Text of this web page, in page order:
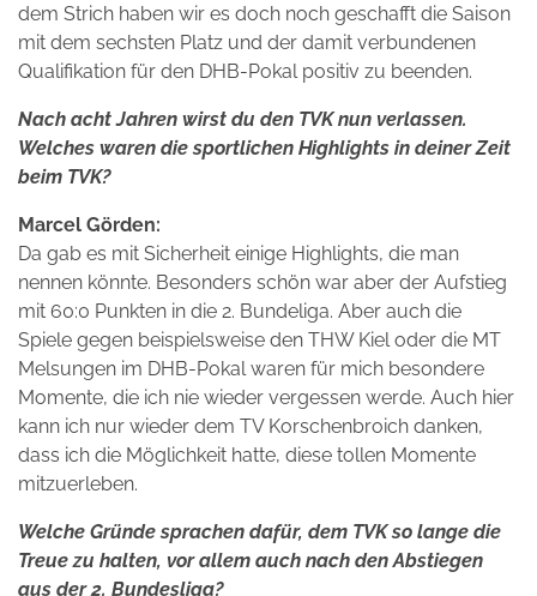
dem Strich haben wir es doch noch geschafft die Saison
mit dem sechsten Platz und der damit verbundenen
Qualifikation für den DHB-Pokal positiv zu beenden.
Nach acht Jahren wirst du den TVK nun verlassen.
Welches waren die sportlichen Highlights in deiner Zeit
beim TVK?
Marcel Görden:
Da gab es mit Sicherheit einige Highlights, die man
nennen könnte. Besonders schön war aber der Aufstieg
mit 60:0 Punkten in die 2. Bundeliga. Aber auch die
Spiele gegen beispielsweise den THW Kiel oder die MT
Melsungen im DHB-Pokal waren für mich besondere
Momente, die ich nie wieder vergessen werde. Auch hier
kann ich nur wieder dem TV Korschenbroich danken,
dass ich die Möglichkeit hatte, diese tollen Momente
mitzuerleben.
Welche Gründe sprachen dafür, dem TVK so lange die
Treue zu halten, vor allem auch nach den Abstiegen
aus der 2. Bundesliga?